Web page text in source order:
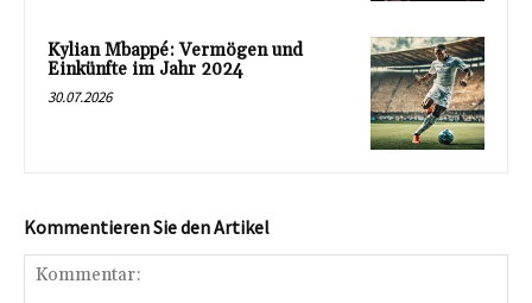
Kylian Mbappé: Vermögen und
Einkünfte im Jahr 2024
30.07.2026
Kommentieren Sie den Artikel